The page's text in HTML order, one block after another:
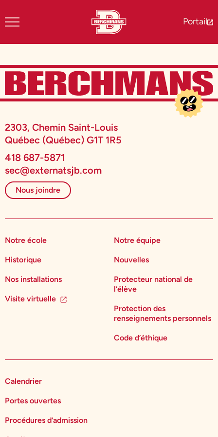
Portail
2303, Chemin Saint-Louis
Québec (Québec) G1T 1R5
418 687-5871
sec@externatsjb.com
Nous joindre
Notre école
Historique
Nos installations
Visite virtuelle
Notre équipe
Nouvelles
Protecteur national de
l’élève
Protection des
renseignements personnels
Code d’éthique
Calendrier
Portes ouvertes
Procédures d’admission